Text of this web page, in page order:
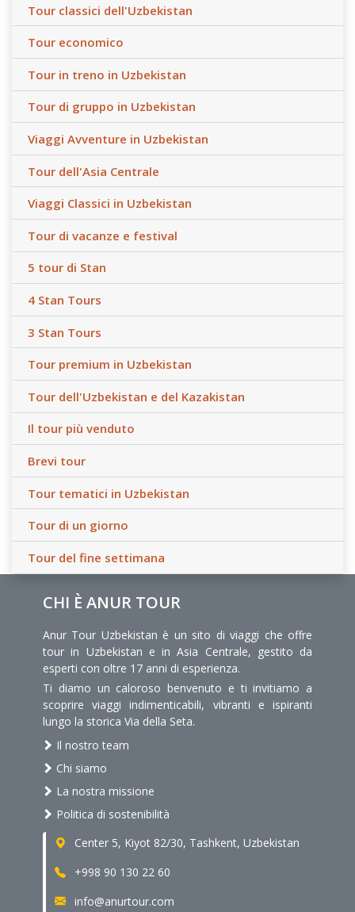
Tour classici dell'Uzbekistan
Tour economico
Tour in treno in Uzbekistan
Tour di gruppo in Uzbekistan
Viaggi Avventure in Uzbekistan
Tour dell'Asia Centrale
Viaggi Classici in Uzbekistan
Tour di vacanze e festival
5 tour di Stan
4 Stan Tours
3 Stan Tours
Tour premium in Uzbekistan
Tour dell'Uzbekistan e del Kazakistan
Il tour più venduto
Brevi tour
Tour tematici in Uzbekistan
Tour di un giorno
Tour del fine settimana
CHI È ANUR TOUR
Anur Tour Uzbekistan è un sito di viaggi che offre
tour in Uzbekistan e in Asia Centrale, gestito da
esperti con oltre 17 anni di esperienza.
Ti diamo un caloroso benvenuto e ti invitiamo a
scoprire viaggi indimenticabili, vibranti e ispiranti
lungo la storica Via della Seta.
Il nostro team
Chi siamo
La nostra missione
Politica di sostenibilità
Center 5, Kiyot 82/30, Tashkent, Uzbekistan
+998 90 130 22 60
info@anurtour.com